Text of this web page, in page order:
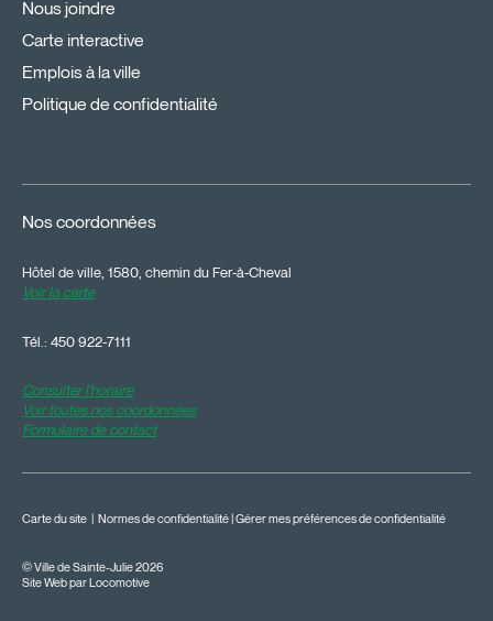
Nous joindre
Carte interactive
Emplois à la ville
Politique de confidentialité
Nos coordonnées
Hôtel de ville, 1580, chemin du Fer-à-Cheval
Voir la carte
Tél.: 450 922-7111
Consulter l'horaire
Voir toutes nos coordonnées
Formulaire de contact
© Ville de Sainte-Julie 2026
Carte du site Normes de confidentialité Gérer mes préférences de confidentialité
Site Web par Locomotive